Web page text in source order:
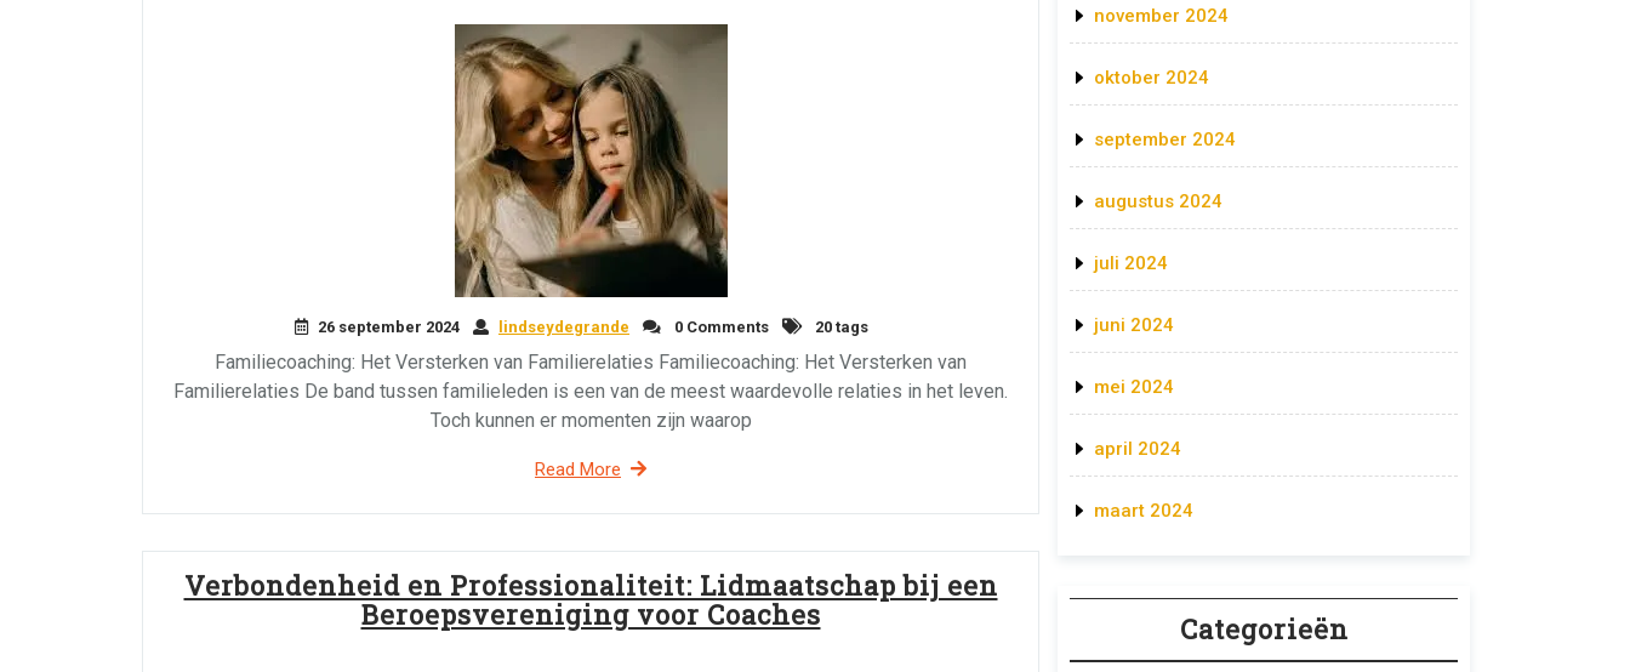
26 september 2024 lindseydegrande 0 Comments 20 tags
Familiecoaching: Het Versterken van Familierelaties Familiecoaching: Het Versterken van
Familierelaties De band tussen familieleden is een van de meest waardevolle relaties in het leven.
Toch kunnen er momenten zijn waarop
Read More
Verbondenheid en Professionaliteit: Lidmaatschap bij een
Beroepsvereniging voor Coaches
november 2024
oktober 2024
september 2024
augustus 2024
juli 2024
juni 2024
mei 2024
april 2024
maart 2024
Categorieën